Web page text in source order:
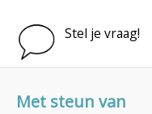
Stel je vraag!
Met steun van